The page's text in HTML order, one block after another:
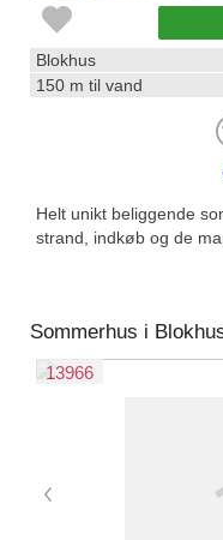
Blokhus
150 m til vand
Helt unikt beliggende
strand, indkøb og de
Sommerhus i
13966